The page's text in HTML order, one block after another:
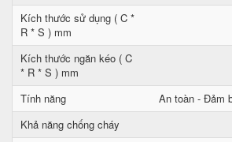
Kích thước sử dụng ( C *
R * S ) mm
Kích thước ngăn kéo ( C
* R * S ) mm
Tính năng
An toàn - Đảm
Khả năng chống cháy